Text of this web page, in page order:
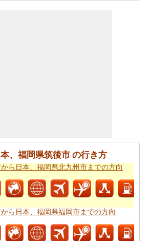
するために単一のビューで上記のす
ですか。日本、福岡県筑後市から日
までの旅行方法をチェックしてくだ
筑後市から日本、福岡県大牟田市ま
あなたの旅行を計画するのに役立ち
疲れましたか。日本、福岡県筑後市
牟田市まで、あなたは飛ぶことがで
、福岡県筑後市 の行き方
ら日本、福岡県北九州市までの方向
ら日本、福岡県福岡市までの方向